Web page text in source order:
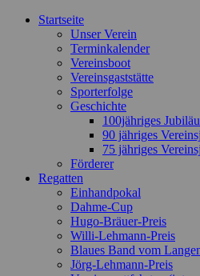
oben
Startseite
Unser Verein
Terminkalender
Vereinsboot
Vereinsgaststätte
Sporterfolge
Geschichte
100jähriges
90 jähriges
75 jähriges
Förderer
Regatten
Einhandpokal
Dahme-Cup
Hugo-Bräuer-Preis
Willi-Lehmann-Preis
Blaues Band vom
Jörg-Lehmann-Preis